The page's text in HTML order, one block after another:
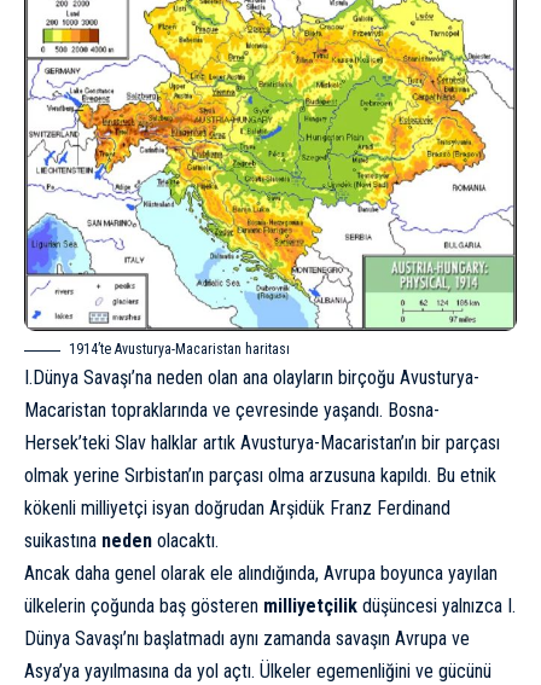
1914’te Avusturya-Macaristan haritası
I.Dünya Savaşı’na neden olan ana olayların birçoğu Avusturya-
Macaristan topraklarında ve çevresinde yaşandı. Bosna-
Hersek’teki Slav halklar artık Avusturya-Macaristan’ın bir parçası
olmak yerine Sırbistan’ın parçası olma arzusuna kapıldı. Bu etnik
kökenli milliyetçi isyan doğrudan Arşidük Franz Ferdinand
suikastına neden olacaktı.
Ancak daha genel olarak ele alındığında, Avrupa boyunca yayılan
ülkelerin çoğunda baş gösteren milliyetçilik düşüncesi yalnızca I.
Dünya Savaşı’nı başlatmadı aynı zamanda savaşın Avrupa ve
Asya’ya yayılmasına da yol açtı. Ülkeler egemenliğini ve gücünü